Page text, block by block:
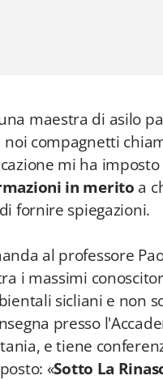
maestra di asilo
noi compagnetti
mi ha
in merito a
fornire spiegazioni.
al professore
i massimi
sicliani e non
presso
e tiene
«Sotto La